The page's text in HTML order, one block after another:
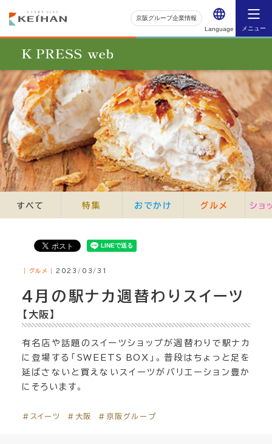
Language メニュー
京阪グループ企業情報
すべて 特集 おでかけ グルメ ショ
｜グルメ｜ 2023/03/31
4月の駅ナカ週替わりスイーツ
【大阪】
有名店や話題のスイーツショップが週替わりで駅ナカ
に登場する「SWEETS BOX」。普段はちょっと足を
延ばさないと買えないスイーツがバリエーション豊か
にそろいます。
＃スイーツ ＃大阪 ＃京阪グループ